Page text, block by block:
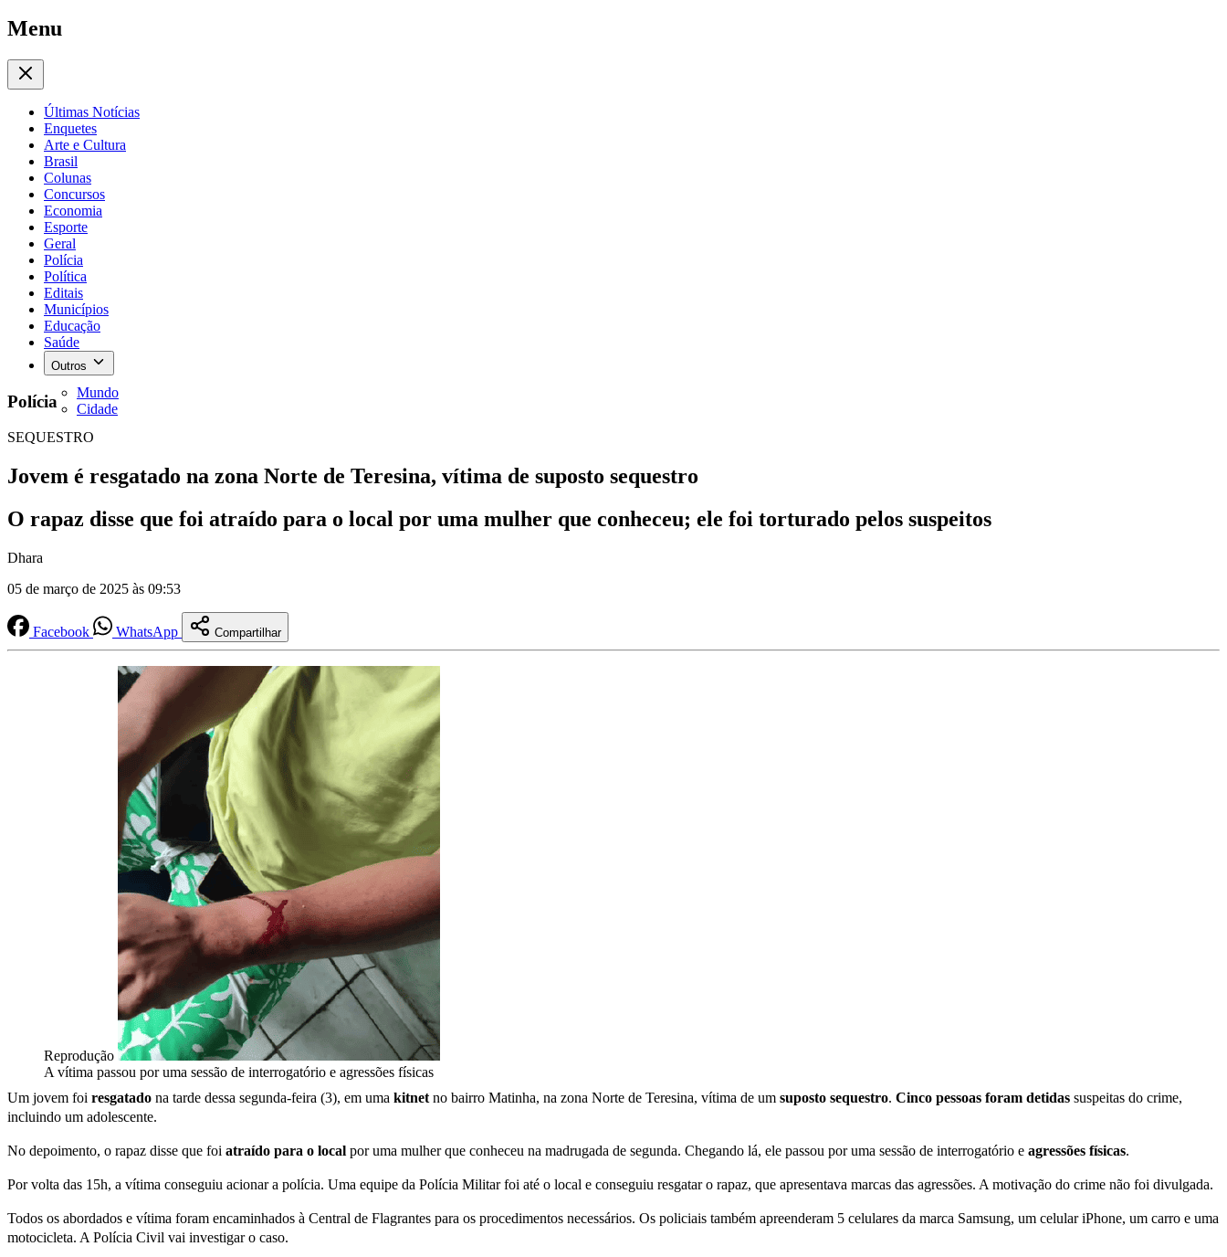
Menu
Últimas Notícias
Enquetes
Arte e Cultura
Brasil
Colunas
Concursos
Economia
Esporte
Geral
Polícia
Política
Editais
Municípios
Educação
Saúde
Outros
Mundo
Cidade
Polícia
SEQUESTRO
Jovem é resgatado na zona Norte de Teresina, vítima de suposto sequestro
O rapaz disse que foi atraído para o local por uma mulher que conheceu; ele foi torturado pelos suspeitos
Dhara
05 de março de 2025 às 09:53
Facebook WhatsApp Compartilhar
Reprodução
A vítima passou por uma sessão de interrogatório e agressões físicas
Um jovem foi resgatado na tarde dessa segunda-feira (3), em uma kitnet no bairro Matinha, na zona Norte de Teresina, vítima de um suposto sequestro. Cinco pessoas foram detidas suspeitas do crime,
incluindo um adolescente.
No depoimento, o rapaz disse que foi atraído para o local por uma mulher que conheceu na madrugada de segunda. Chegando lá, ele passou por uma sessão de interrogatório e agressões físicas.
Por volta das 15h, a vítima conseguiu acionar a polícia. Uma equipe da Polícia Militar foi até o local e conseguiu resgatar o rapaz, que apresentava marcas das agressões. A motivação do crime não foi divulgada.
Todos os abordados e vítima foram encaminhados à Central de Flagrantes para os procedimentos necessários. Os policiais também apreenderam 5 celulares da marca Samsung, um celular iPhone, um carro e uma
motocicleta. A Polícia Civil vai investigar o caso.